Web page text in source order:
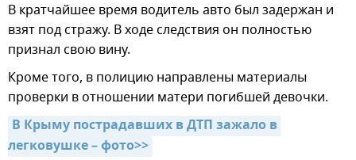
В кратчайшее время водитель авто был задержан и
взят под стражу. В ходе следствия он полностью
признал свою вину.
Кроме того, в полицию направлены материалы
проверки в отношении матери погибшей девочки.
В Крыму пострадавших в ДТП зажало в
легковушке – фото>>